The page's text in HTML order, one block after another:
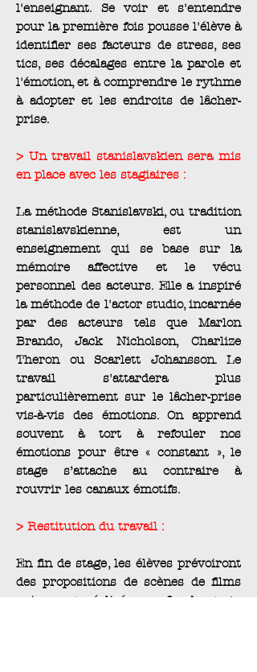
l'enseignant. Se voir et s'entendre
pour la première fois pousse l'élève à
identifier ses facteurs de stress, ses
tics, ses décalages entre la parole et
l'émotion, et à comprendre le rythme
à adopter et les endroits de lâcher-
prise.
> Un travail stanislavskien sera mis
en place avec les stagiaires :
La méthode Stanislavski, ou tradition
stanislavskienne, est un
enseignement qui se base sur la
mémoire affective et le vécu
personnel des acteurs. Elle a inspiré
la méthode de l'actor studio, incarnée
par des acteurs tels que Marlon
Brando, Jack Nicholson, Charlize
Theron ou Scarlett Johansson. Le
travail s'attardera plus
particulièrement sur le lâcher-prise
vis-à-vis des émotions. On apprend
souvent à tort à refouler nos
émotions pour être « constant », le
stage s’attache au contraire à
rouvrir les canaux émotifs.
> Restitution du travail :
En fin de stage, les élèves prévoiront
des propositions de scènes de films
qui seront réalisées en fin de stage.